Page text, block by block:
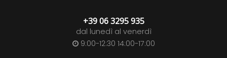
+39 06 3295 935
dal lunedì al venerdì
9:00-12:30 14:00-17:00